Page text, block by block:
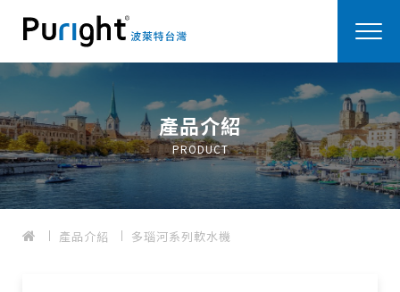
產品介紹
PRODUCT
產品介紹 多瑙河系列軟水機